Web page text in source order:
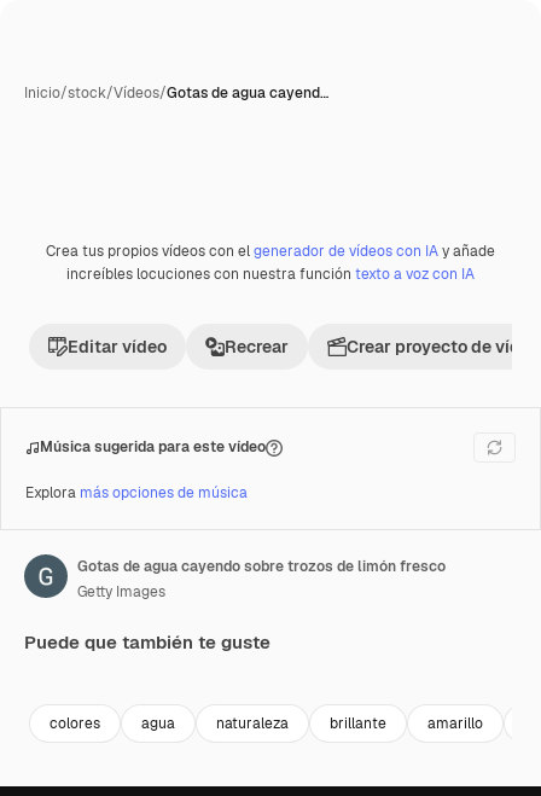
Inicio/stock/Vídeos/Gotas de agua cayend…
Premium
Crea tus propios vídeos con elgenerador de vídeos con IAy añade
increíbles locuciones con nuestra función texto a voz con IA
Editar vídeo Recrear Crear proyecto de vídeo
Música sugerida para este vídeo
Explora más opciones de música
Gotas de agua cayendo sobre trozos de limón fresco
Getty Images
Puede que también te guste
colores agua naturaleza brillante amarillo